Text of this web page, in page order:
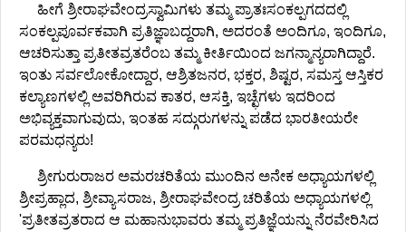
ಹೀಗೆ ಶ್ರೀರಾಘವೇಂದ್ರಸ್ವಾಮಿಗಳು ತಮ್ಮ ಪ್ರಾತಃಸಂಕಲ್ಪಗದದಲ್ಲಿ
ಸಂಕಲ್ಪಪೂರ್ವಕವಾಗಿ ಪ್ರತಿಜ್ಞಾಬದ್ದರಾಗಿ, ಅದರಂತೆ ಅಂದಿಗೂ, ಇಂದಿಗೂ,
ಆಚರಿಸುತ್ತಾ ಪ್ರತೀತವ್ರತರೆಂಬ ತಮ್ಮ ಕೀರ್ತಿಯಿಂದ ಜಗನ್ಮಾನ್ಯರಾಗಿದ್ದಾರೆ.
ಇಂತು ಸರ್ವಲೋಕೋದ್ದಾರ, ಆಶ್ರಿತಜನರ, ಭಕ್ತರ, ಶಿಷ್ಟರ, ಸಮಸ್ತ ಆಸ್ತಿಕರ
ಕಲ್ಯಾಣಗಳಲ್ಲಿ ಅವರಿಗಿರುವ ಕಾತರ, ಆಸಕ್ತಿ, ಇಚ್ಛೆಗಳು ಇದರಿಂದ
ಅಭಿವ್ಯಕ್ತವಾಗುವುದು, ಇಂತಹ ಸದ್ಗುರುಗಳನ್ನು ಪಡೆದ ಭಾರತೀಯರೇ
ಪರಮಧನ್ಯರು!
ಶ್ರೀಗುರುರಾಜರ ಅಮರಚರಿತೆಯ ಮುಂದಿನ ಅನೇಕ ಅಧ್ಯಾಯಗಳಲ್ಲಿ
ಶ್ರೀಪ್ರಹ್ಲಾದ, ಶ್ರೀವ್ಯಾಸರಾಜ, ಶ್ರೀರಾಘವೇಂದ್ರ ಚರಿತೆಯ ಅಧ್ಯಾಯಗಳಲ್ಲಿ
'ಪ್ರತೀತವ್ರತರಾದ ಆ ಮಹಾನುಭಾವರು ತಮ್ಮ ಪ್ರತಿಜ್ಞೆಯನ್ನು ನೆರವೇರಿಸಿದ